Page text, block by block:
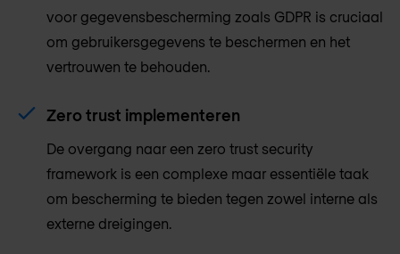
voor gegevensbescherming zoals GDPR is cruciaal
om gebruikersgegevens te beschermen en het
vertrouwen te behouden.
Zero trust implementeren
De overgang naar een zero trust security
framework is een complexe maar essentiële taak
om bescherming te bieden tegen zowel interne als
externe dreigingen.